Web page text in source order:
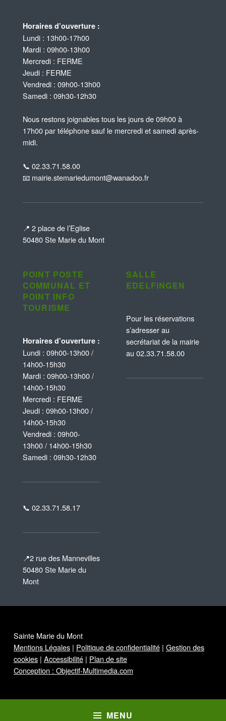
MENU
Horaires d’ouverture :
Lundi : 13h00-17h00
Mardi : 09h00-13h00
Mercredi : FERME
Jeudi : FERME
Vendredi : 09h00-13h00
Samedi : 09h30-12h30
Nous restons joignables tous les jours de 09h00 à
17h00 par téléphone sauf le mercredi et samedi après-
midi.
📞 02.33.71.58.00
📧 mairie.stemariedumont@wanadoo.fr
📍 2 place de l’Eglise
50480 Ste Marie du Mont
POINT POSTE
COMMUNAL ET
POINT INFO
TOURISME
Horaires d’ouverture :
Lundi : 09h00-13h00 /
14h00-15h30
Mardi : 09h00-13h00 /
14h00-15h30
Mercredi : FERME
Jeudi : 09h00-13h00 /
14h00-15h30
Vendredi : 09h00-
13h00 / 14h00-15h30
Samedi : 09h30-12h30
📞 02.33.71.58.17
📍2 rue des Mannevilles
50480 Ste Marie du
Mont
SALLE
EDELFINGEN
Pour les réservations
s’adresser au
secrétariat de la mairie
au 02.33.71.58.00
Sainte Marie du Mont
Mentions Légales| Politique de confidentialité| Gestion des
cookies| Accessibilité| Plan de site
Conception : Objectif-Multimedia.com